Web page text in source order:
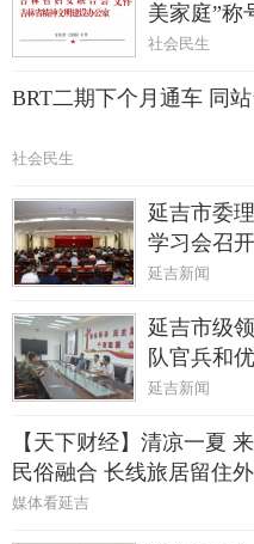
美家庭”称
社会民生
BRT二期下个月通车 同
社会民生
延吉市委
学习会召开
延吉新闻
延吉市级
队官兵和
延吉新闻
【天下财经】清凉一夏
民俗融合 长线旅居留住
媒体看延吉